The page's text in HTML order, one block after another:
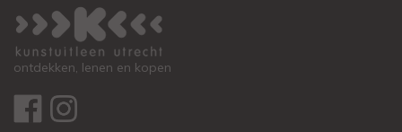
ontdekken, lenen en kopen